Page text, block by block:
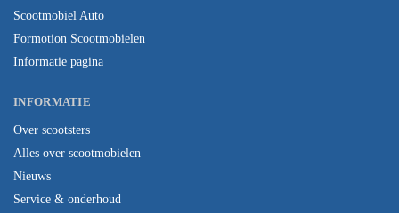
Scootmobiel Auto
Formotion Scootmobielen
Informatie pagina
INFORMATIE
Over scootsters
Alles over scootmobielen
Nieuws
Service & onderhoud